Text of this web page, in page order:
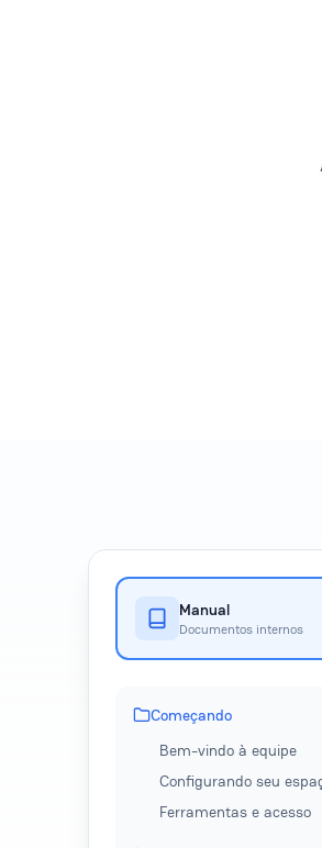
Manual
Documentos internos
Começando
Bem-vindo à equipe
Configurando seu
Ferramentas e acesso